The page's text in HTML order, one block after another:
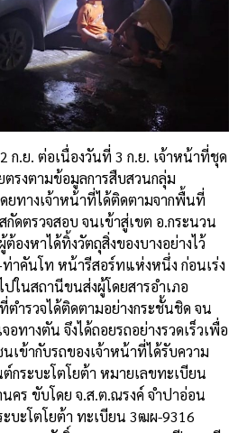
ก.ย. ต่อเนื่องวันที่ 3 ก.ย. เจ้าหน้าที่ชุด
ตรงตามข้อมูลการสืบสวนกลุ่ม
ยทางเจ้าหน้าที่ได้ติดตามจากพื้นที่
กัดตรวจสอบ จนเข้าสู่เขต อ.กระนวน
องหาได้ทิ้งวัตถุสิ่งของบางอย่างไว้
าคันโท หน้ารีสอร์ทแห่งหนึ่ง ก่อนเร่ง
ในสถานีขนส่งผู้โดยสารอำเภอ
ตำรวจได้ติดตามอย่างกระชั้นชิด จน
อทางตัน จึงได้ถอยรถอย่างรวดเร็วเพื่อ
ข้ากับรถของเจ้าหน้าที่ได้รับความ
กระบะโตโยต้า หมายเลขทะเบียน
คร ขับโดย จ.ส.ต.ณรงค์ จำปาอ่อน
บะโตโยต้า ทะเบียน 3ฒผ-9316